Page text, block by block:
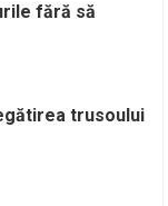
fără să
trusoului